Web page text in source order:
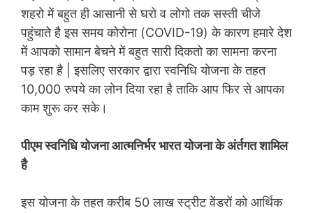
शहरो में बहुत ही आसानी से घरो व लोगो तक सस्ती चीजे
पहुंचाते है इस समय कोरोना (COVID-19) के कारण हमारे देश
में आपको सामान बेचने में बहुत सारी दिकतो का सामना करना
पड़ रहा है | इसलिए सरकार द्वारा स्वनिधि योजना के तहत
10,000 रुपये का लोन दिया रहा है ताकि आप फिर से आपका
काम शुरू कर सके।
पीएम स्वनिधि योजना आत्मनिर्भर भारत योजना के अंर्तगत शामिल
है
इस योजना के तहत करीब 50 लाख स्ट्रीट वेंडरों को आर्थिक